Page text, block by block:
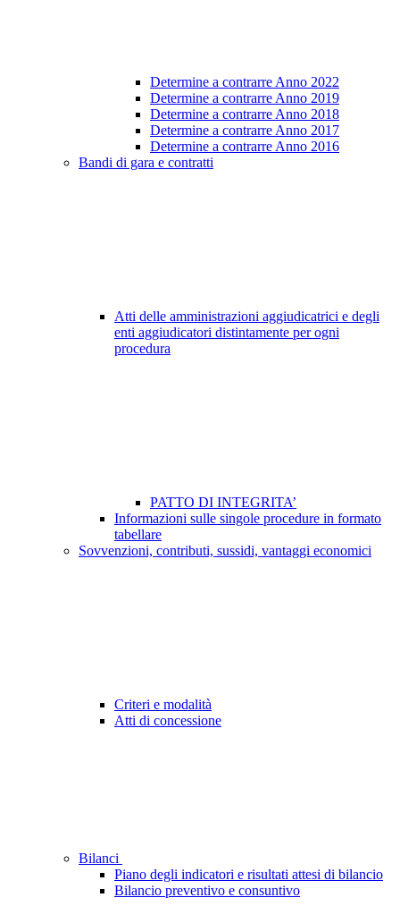
Determine a contrarre Anno 2022
Determine a contrarre Anno 2019
Determine a contrarre Anno 2018
Determine a contrarre Anno 2017
Determine a contrarre Anno 2016
Bandi di gara e contratti
Atti delle amministrazioni aggiudicatrici e degli
enti aggiudicatori distintamente per ogni
procedura
PATTO DI INTEGRITA’
Informazioni sulle singole procedure in formato
tabellare
Sovvenzioni, contributi, sussidi, vantaggi economici
Criteri e modalità
Atti di concessione
Bilanci
Piano degli indicatori e risultati attesi di bilancio
Bilancio preventivo e consuntivo